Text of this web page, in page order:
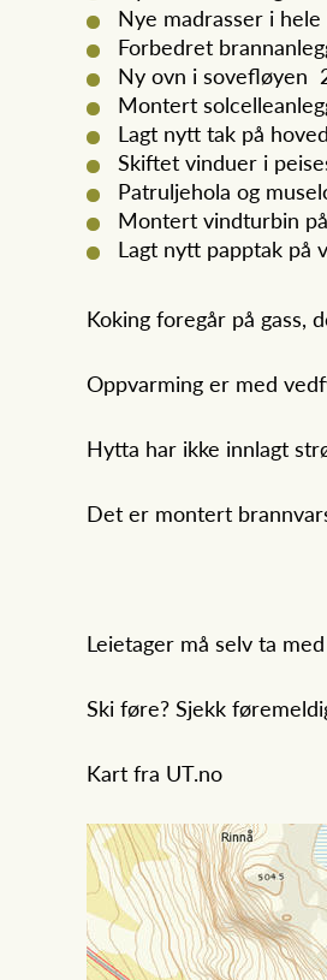
Nye madrasser i
Forbedret
Ny ovn i sovefløyen
Montert
Lagt nytt tak på
Skiftet vinduer i
Patruljehola og
Montert vindturbin
Lagt nytt papptak på
Koking foregår på gass,
Oppvarming er med
Hytta har ikke innlagt
Det er montert
Leietager må selv ta
Ski føre? Sjekk
Kart fra UT.no